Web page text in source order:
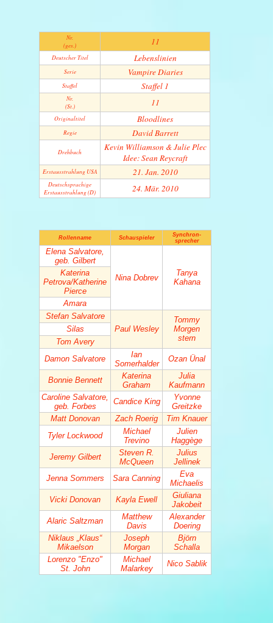
Nr.
(ges.)
11
Deutscher Titel Lebenslinien
Serie Vampire Diaries
Staffel Staffel 1
Nr.
(St.)
11
Original­titel Bloodlines
Regie David Barrett
Drehbuch
Kevin Williamson & Julie Plec
Idee: Sean Reycraft
Erstaus­strahlung USA 21. Jan. 2010
Deutsch­sprachige
Erstaus­strahlung (D)
24. Mär. 2010
Rollenname Schauspieler
Synchron-
sprecher
Elena Salvatore,
geb. Gilbert
Nina Dobrev
Tanya
Kahana
Katerina
Petrova/Katherine
Pierce
Amara
Stefan Salvatore
Paul Wesley
Tommy
Morgen
stern
Silas
Tom Avery
Damon Salvatore
Ian
Somerhalder
Ozan Ünal
Bonnie Bennett
Katerina
Graham
Julia
Kaufmann
Caroline Salvatore,
geb. Forbes
Candice King
Yvonne
Greitzke
Matt Donovan
Zach Roerig
Tim Knauer
Tyler Lockwood
Michael
Trevino
Julien
Haggège
Jeremy Gilbert
Steven R.
McQueen
Julius
Jellinek
Jenna Sommers
Sara Canning
Eva
Michaelis
Vicki Donovan
Kayla Ewell
Giuliana
Jakobeit
Alaric Saltzman
Matthew
Davis
Alexander
Doering
Niklaus „Klaus“
Mikaelson
Joseph
Morgan
Björn
Schalla
Lorenzo "Enzo"
St. John
Michael
Malarkey
Nico Sablik